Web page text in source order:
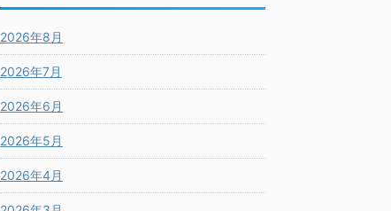
2026年8月
2026年7月
2026年6月
2026年5月
2026年4月